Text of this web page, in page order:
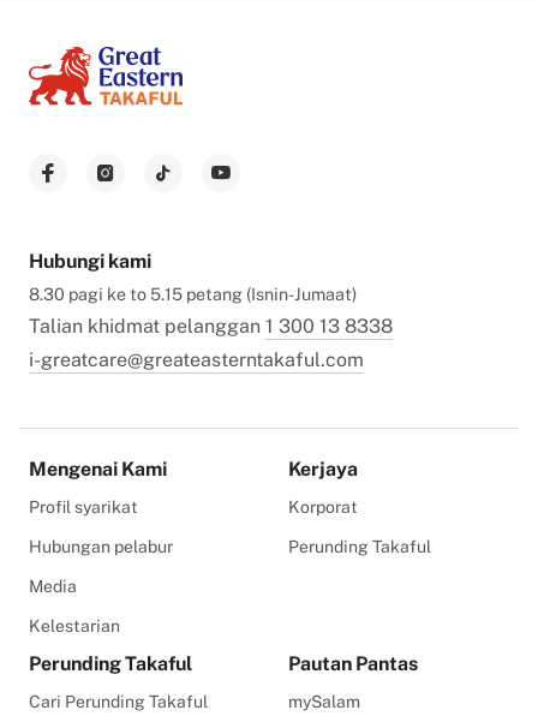
Hubungi kami
8.30 pagi ke to 5.15 petang (Isnin-Jumaat)
Talian khidmat pelanggan 1 300 13 8338
i-greatcare@greateasterntakaful.com
Mengenai Kami
Profil syarikat
Hubungan pelabur
Media
Kelestarian
Kerjaya
Korporat
Perunding Takaful
Perunding Takaful
Cari Perunding Takaful
Pautan Pantas
mySalam